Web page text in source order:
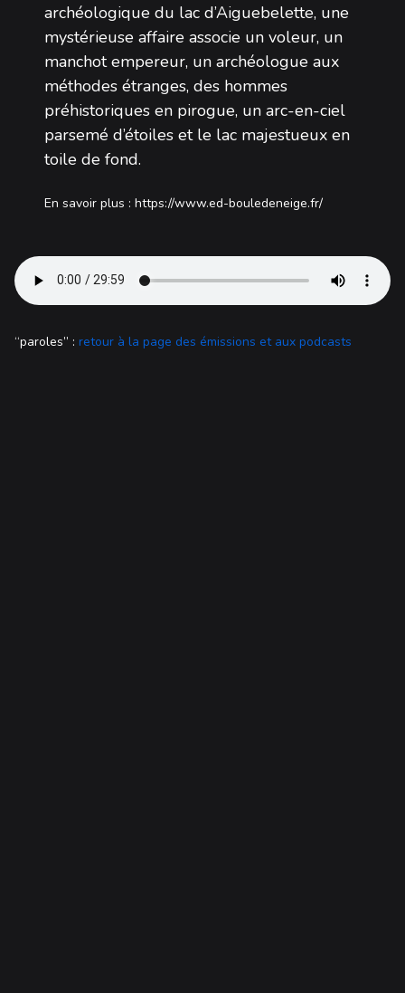
archéologique du lac d’Aiguebelette, une
mystérieuse affaire associe un voleur, un
manchot empereur, un archéologue aux
méthodes étranges, des hommes
préhistoriques en pirogue, un arc-en-ciel
parsemé d’étoiles et le lac majestueux en
toile de fond.
En savoir plus :https://www.ed-bouledeneige.fr/
“paroles” : retour à la page des émissions et aux podcasts